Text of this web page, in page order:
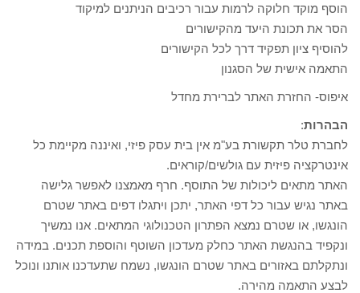
הוסף מוקד חלוקה לרמות עבור רכיבים הניתנים למיקוד
הסר את תכונת היעד מהקישורים
להוסיף ציון תפקיד דרך לכל הקישורים
התאמה אישית של הסגנון
איפוס- החזרת האתר לברירת מחדל
הבהרות:
לחברת טלר תקשורת בע"מ אין בית עסק פיזי, ואיננה מקיימת כל
אינטרקציה פיזית עם גולשים/קוראים.
האתר מתאים ליכולות של התוסף. חרף מאמצנו לאפשר גלישה
באתר נגיש עבור כל דפי האתר, יתכן ויתגלו דפים באתר שטרם
הונגשו, או שטרם נמצא הפתרון הטכנולוגי המתאים. אנו נמשיך
ונקפיד בהנגשת האתר כחלק מעדכון השוטף והוספת תכנים. במידה
ונתקלתם באזורים באתר שטרם הונגשו, נשמח שתעדכנו אותנו ונוכל
לבצע התאמה מהירה.